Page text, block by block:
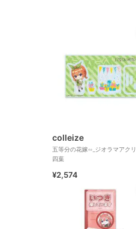
colleize
五等分の花嫁∽_ジオラマアク
四葉
¥2,574